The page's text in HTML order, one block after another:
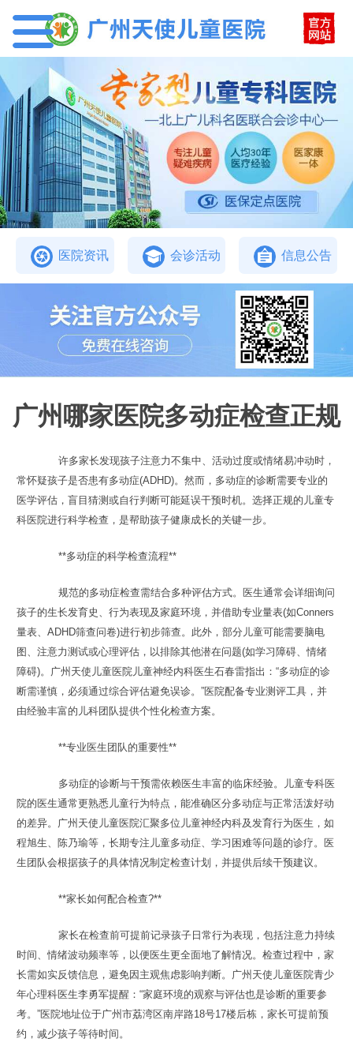
医院资讯 会诊活动 信息公告
广州哪家医院多动症检查正规
许多家长发现孩子注意力不集中、活动过度或情绪易冲动时，
常怀疑孩子是否患有多动症(ADHD)。然而，多动症的诊断需要专业的
医学评估，盲目猜测或自行判断可能延误干预时机。选择正规的儿童专
科医院进行科学检查，是帮助孩子健康成长的关键一步。
**多动症的科学检查流程**
规范的多动症检查需结合多种评估方式。医生通常会详细询问
孩子的生长发育史、行为表现及家庭环境，并借助专业量表(如Conners
量表、ADHD筛查问卷)进行初步筛查。此外，部分儿童可能需要脑电
图、注意力测试或心理评估，以排除其他潜在问题(如学习障碍、情绪
障碍)。广州天使儿童医院儿童神经内科医生石春雷指出：“多动症的诊
断需谨慎，必须通过综合评估避免误诊。”医院配备专业测评工具，并
由经验丰富的儿科团队提供个性化检查方案。
**专业医生团队的重要性**
多动症的诊断与干预需依赖医生丰富的临床经验。儿童专科医
院的医生通常更熟悉儿童行为特点，能准确区分多动症与正常活泼好动
的差异。广州天使儿童医院汇聚多位儿童神经内科及发育行为医生，如
程旭生、陈乃瑜等，长期专注儿童多动症、学习困难等问题的诊疗。医
生团队会根据孩子的具体情况制定检查计划，并提供后续干预建议。
**家长如何配合检查?**
家长在检查前可提前记录孩子日常行为表现，包括注意力持续
时间、情绪波动频率等，以便医生更全面地了解情况。检查过程中，家
长需如实反馈信息，避免因主观焦虑影响判断。广州天使儿童医院青少
年心理科医生李勇军提醒：“家庭环境的观察与评估也是诊断的重要参
考。”医院地址位于广州市荔湾区南岸路18号17楼后栋，家长可提前预
约，减少孩子等待时间。